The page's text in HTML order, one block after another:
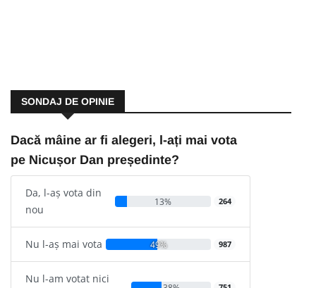
SONDAJ DE OPINIE
Dacă mâine ar fi alegeri, l-ați mai vota
pe Nicușor Dan președinte?
Da, l-aș vota din
nou
13% 264
Nu l-aș mai vota 49% 987
Nu l-am votat nici